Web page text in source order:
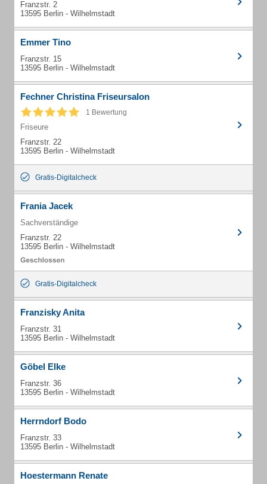
Franzstr. 2
13595 Berlin - Wilhelmstadt
Emmer Tino
Franzstr. 15
13595 Berlin - Wilhelmstadt
Fechner Christina Friseursalon
1 Bewertung
Friseure
Franzstr. 22
13595 Berlin - Wilhelmstadt
Gratis-Digitalcheck
Frania Jacek
Sachverständige
Franzstr. 22
13595 Berlin - Wilhelmstadt
Gratis-Digitalcheck
Franzisky Anita
Franzstr. 31
13595 Berlin - Wilhelmstadt
Göbel Elke
Franzstr. 36
13595 Berlin - Wilhelmstadt
Herrndorf Bodo
Franzstr. 33
13595 Berlin - Wilhelmstadt
Hoestermann Renate